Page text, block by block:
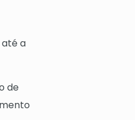
a
de